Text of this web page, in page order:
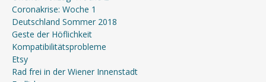
Coronakrise: Woche 1
Deutschland Sommer 2018
Geste der Höflichkeit
Kompatibilitätsprobleme
Etsy
Rad frei in der Wiener Innenstadt